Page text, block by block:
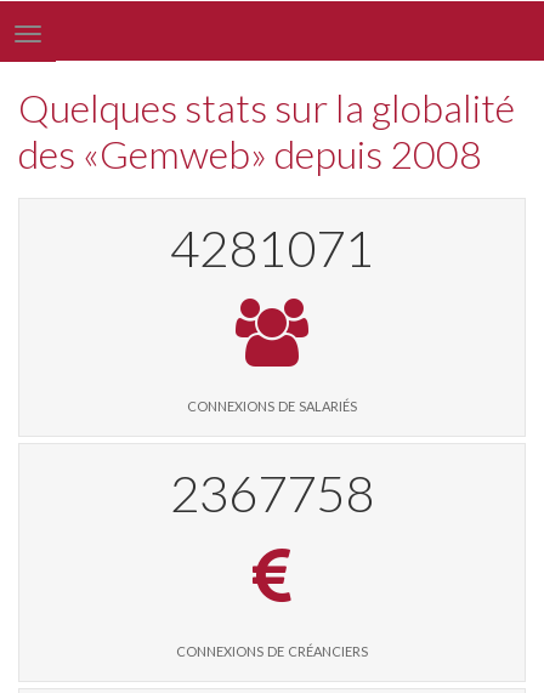
Toggle
navigation
Quelques stats sur la globalité
des «Gemweb» depuis 2008
4405524
connexions de salariés
2436590
connexions de créanciers